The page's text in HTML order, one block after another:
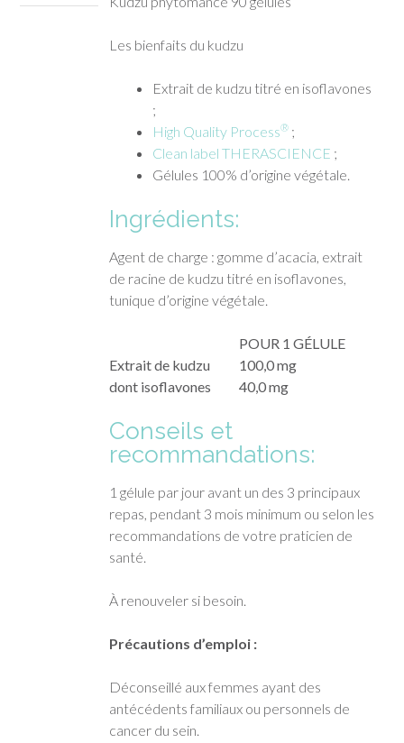
Les bienfaits du kudzu
Extrait de kudzu titré en isoflavones
;
High Quality Process®;
Clean label THERASCIENCE ;
Gélules 100% d’origine végétale.
Ingrédients:
Agent de charge : gomme d’acacia, extrait
de racine de kudzu titré en isoflavones,
tunique d’origine végétale.
POUR 1 GÉLULE
Extrait de kudzu
100,0 mg
dont isoflavones
40,0 mg
Conseils et
recommandations:
1 gélule par jour avant un des 3 principaux
repas, pendant 3 mois minimum ou selon les
recommandations de votre praticien de
santé.
À renouveler si besoin.
Précautions d’emploi :
Déconseillé aux femmes ayant des
antécédents familiaux ou personnels de
cancer du sein.